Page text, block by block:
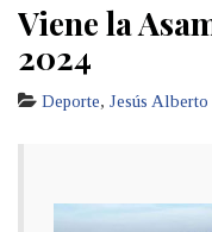
Viene la
2024
Deporte, Jesús Alberto